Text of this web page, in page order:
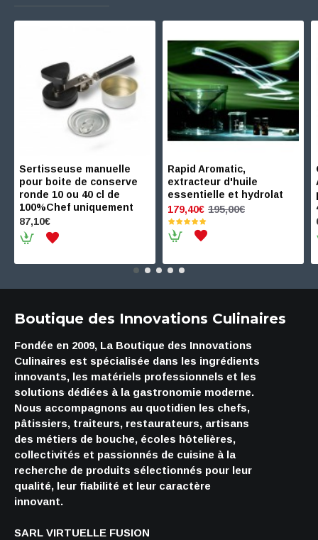
Sertisseuse manuelle
pour boite de conserve
ronde 10 ou 40 cl de
100%Chef uniquement
87,10€
Rapid Aromatic,
extracteur d'huile
essentielle et hydrolat
179,40€ 195,00€
Boutique des Innovations Culinaires
Fondée en 2009, La Boutique des Innovations
Culinaires est spécialisée dans les ingrédients
innovants, les matériels professionnels et les
solutions dédiées à la gastronomie moderne.
Nous accompagnons au quotidien les chefs,
pâtissiers, traiteurs, restaurateurs, artisans
des métiers de bouche, écoles hôtelières,
collectivités et passionnés de cuisine à la
recherche de produits sélectionnés pour leur
qualité, leur fiabilité et leur caractère
innovant.
SARL VIRTUELLE FUSION